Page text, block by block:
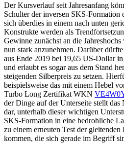
Der Kursverlauf seit Jahresanfang
Schulter der inversen SKS-Formation
sich überdies in einem nach unten
Konstrukte werden als
Gewinne zunächst an die
nun stark anzunehmen. Darüber
aus Ende 2019 bei 19,65 US-Dollar
und erlaubt es sogar aus dem Stand
steigenden Silberpreis zu setzen.
beispielsweise das mit einem Hebel
Turbo Long Zertifikat WKN
der Dinge auf der Unterseite stellt
dar, unterhalb dieser wichtigen
SKS-Formation in eine bedrohliche
zu einem erneuten Test der
kommen, die sich gerade im Begriff